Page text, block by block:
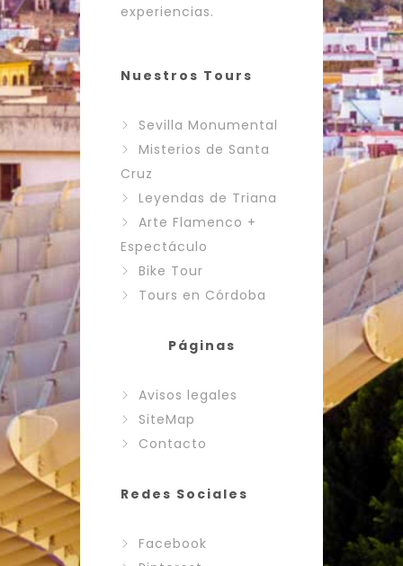
experiencias.
Nuestros Tours
Sevilla Monumental
Misterios de Santa
Cruz
Leyendas de Triana
Arte Flamenco +
Espectáculo
Bike Tour
Tours en Córdoba
Páginas
Avisos legales
SiteMap
Contacto
Redes Sociales
Facebook